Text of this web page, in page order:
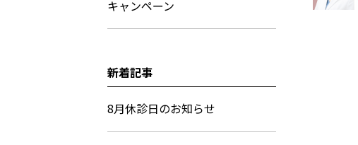
メ
ュ
ー
キャンペーン
新着記事
8月休診日のお知らせ